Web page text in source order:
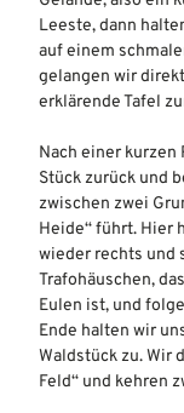
Leeste, dann
auf einem
gelangen wir
erklärende Tafel
Nach einer kurzen
Stück zurück und
zwischen zwei
Heide“ führt. Hier
wieder rechts und
Trafohäuschen,
Eulen ist, und
Ende halten wir
Waldstück zu. Wir
Feld“ und kehren